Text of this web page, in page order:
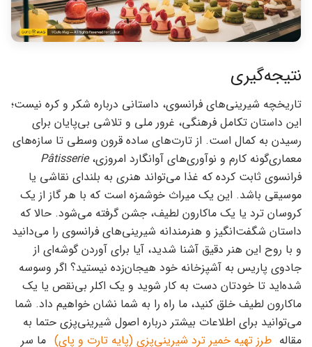
نتیجه‌گیری
تاریخچه شیرینی‌های فرانسوی، داستانی درباره شکر و کره نیست؛
این داستان تکامل فرهنگی، غرور ملی و تلاشی بی‌پایان برای
رسیدن به کمال است. از تارت‌های ساده قرون وسطی تا سازه‌های
معماری‌گونه کارم و نوآوری‌های آوانگارد امروزی،Pâtisserie
فرانسوی ثابت کرده که غذا می‌تواند هنری به بلندای نقاشی یا
موسیقی باشد. این یک میراث خوشمزه است که با هر گاز از یک
کروسان ترد یا یک ماکارون لطیف، جشن گرفته می‌شود. حالا که
داستان شگفت‌انگیز و هنرمندانه شیرینی‌های فرانسوی را می‌دانید
و با روح این هنر دقیق آشنا شدید، آیا برای آوردن گوشه‌ای از
جادوی پاریس به آشپزخانه خود هیجان‌زده نیستید؟ اگر وسوسه
شده‌اید تا خودتان دست به کار شوید و یک اکلر بی‌نقص یا یک
ماکارون لطیف خلق کنید، ما راه را به شما نشان خواهیم داد. شما
می‌توانید برای اطلاعات بیشتر درباره اصول شیرینی‌پزی حتما به
مقاله طرز تهیه خمیر ترد شیرینی‌پزی (پایه تارت و پای) ما سر